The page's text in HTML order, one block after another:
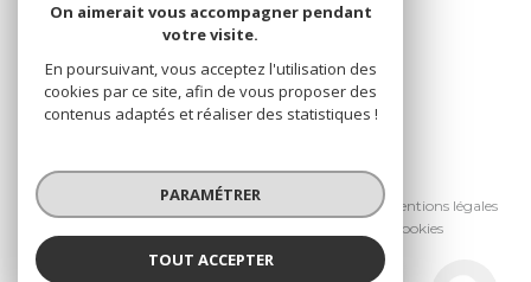
© 2026 | Tous droits réservés
Nos honoraires
Nos partenaires
Mentions légales
Cookies
On aimerait vous accompagner pendant
votre visite.
En poursuivant, vous acceptez l'utilisation des
cookies par ce site, afin de vous proposer des
contenus adaptés et réaliser des statistiques !
PARAMÉTRER
TOUT ACCEPTER